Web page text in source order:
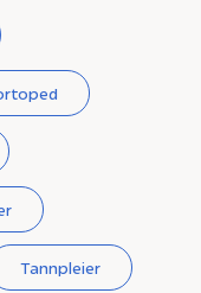
Tannpleier